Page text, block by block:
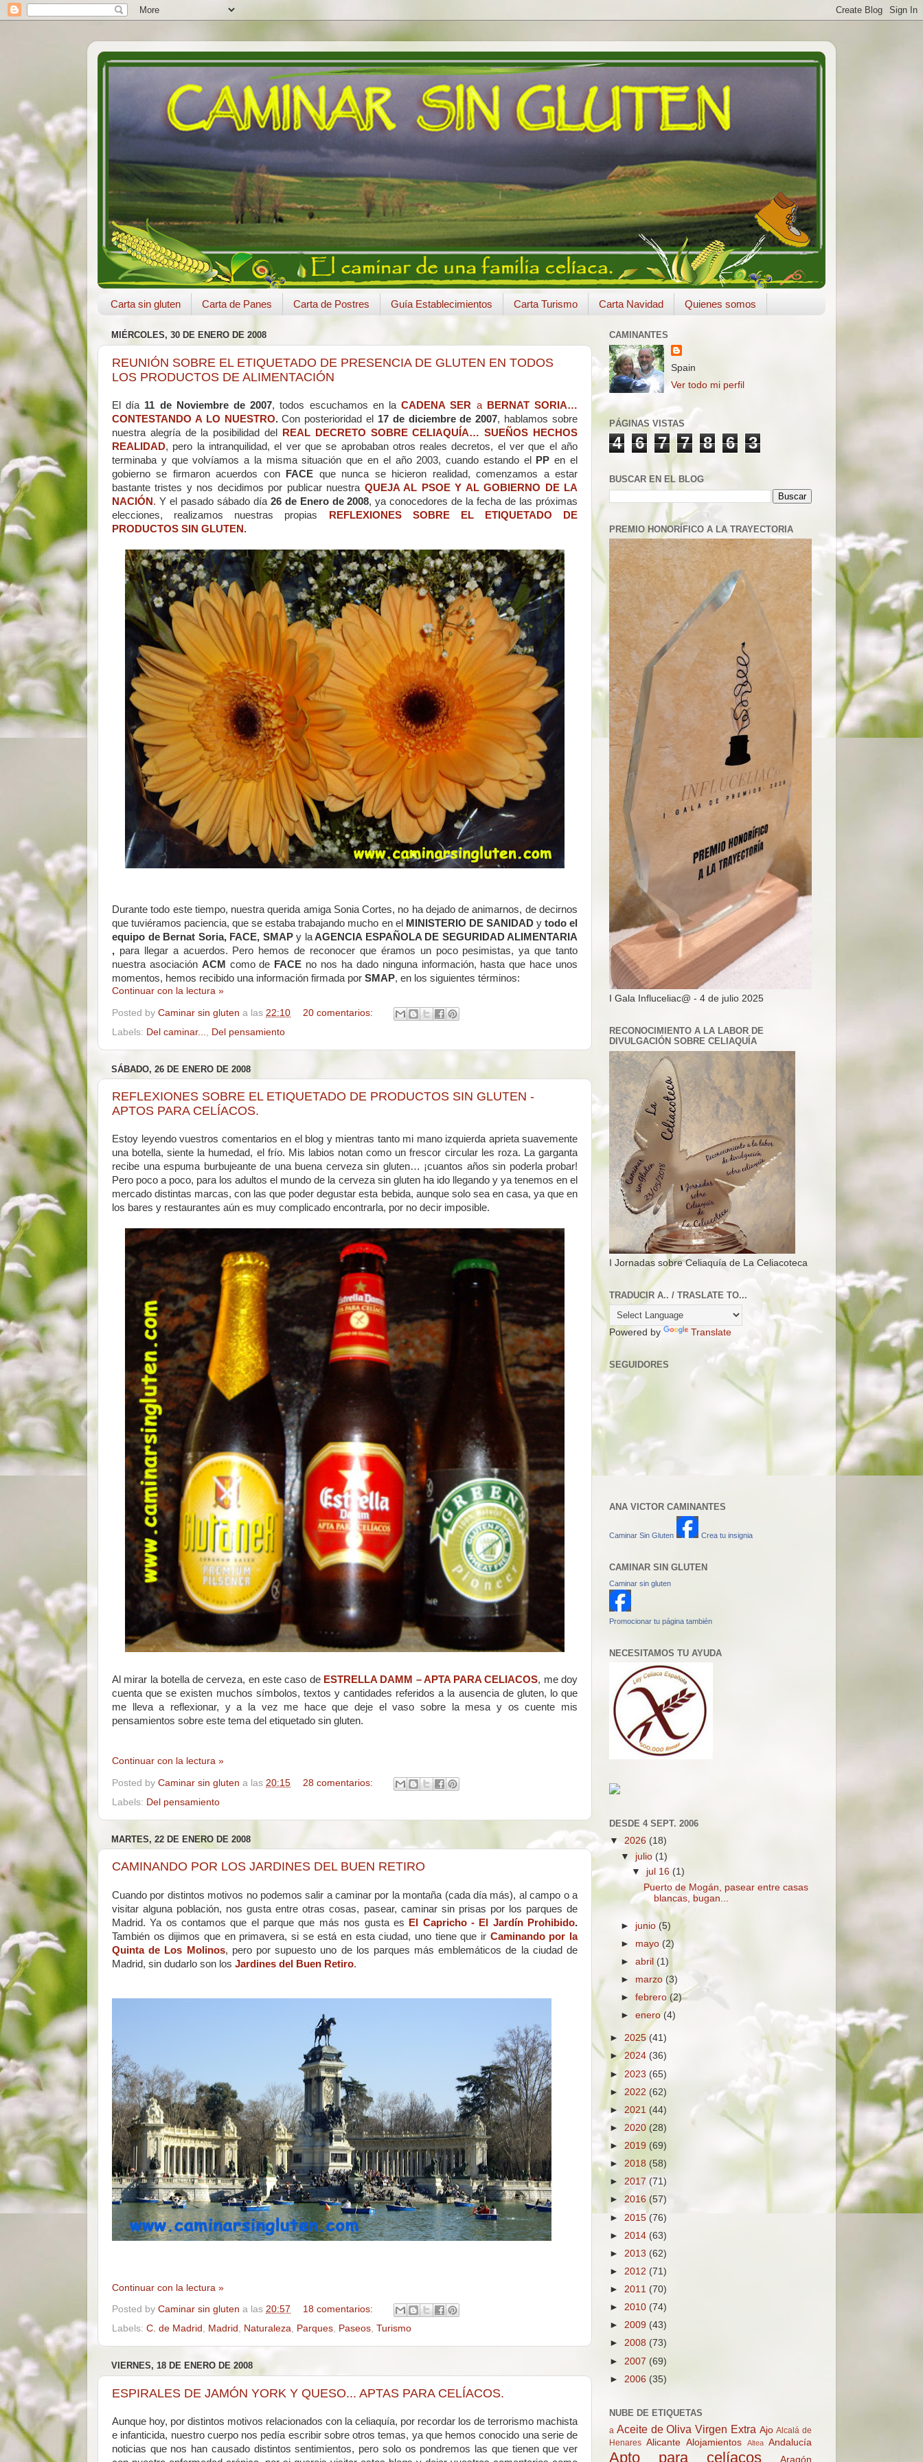
Carta sin gluten Carta de Panes Carta de Postres Guía Establecimientos Carta Turismo Carta Navidad Quienes somos
MIÉRCOLES, 30 DE ENERO DE 2008
REUNIÓN SOBRE EL ETIQUETADO DE PRESENCIA DE GLUTEN EN TODOS
LOS PRODUCTOS DE ALIMENTACIÓN
El día 11 de Noviembre de 2007, todos escuchamos en laCADENA SER a
BERNAT SORIA…
CONTESTANDO A LO NUESTRO.Con posterioridad el 17 de diciembre de 2007, hablamos sobre
nuestra alegría de la posibilidad del
REAL DECRETO SOBRE CELIAQUÍA… SUEÑOS HECHOS
REALIDAD, pero la intranquilidad, el ver que se aprobaban otros reales decretos, el ver que el año
terminaba y que volvíamos a la misma situación que en el año 2003, cuando estando el
PP en el
gobierno se firmaron acuerdos con
FACE que nunca se hicieron realidad, comenzamos a estar
bastante tristes y nos decidimos por publicar nuestra QUEJA AL PSOE Y AL GOBIERNO DE LA
NACIÓN . Y el pasado sábado día 26 de Enero de 2008, ya conocedores de la fecha de las próximas
elecciones, realizamos nuestras propias
REFLEXIONES SOBRE EL ETIQUETADO DE
PRODUCTOS SIN GLUTEN.
Durante todo este tiempo, nuestra querida amiga Sonia Cortes, no ha dejado de animarnos, de decirnos
que tuviéramos paciencia, que se estaba trabajando mucho en el
MINISTERIO DE SANIDADy todo el
equipo de Bernat Soria, FACE, SMAP y laAGENCIA ESPAÑOLA DE SEGURIDAD ALIMENTARIA
, para llegar a acuerdos. Pero hemos de reconocer que éramos un poco pesimistas, ya que tanto
nuestra asociación ACM como de FACE no nos ha dado ninguna información, hasta que hace unos
momentos, hemos recibido una información firmada por SMAP, en los siguientes términos:
Continuar con la lectura »
Posted by Caminar sin gluten a las 22:10
20 comentarios:
Labels: Del caminar... Del pensamiento
SÁBADO, 26 DE ENERO DE 2008
REFLEXIONES SOBRE EL ETIQUETADO DE PRODUCTOS SIN GLUTEN -
APTOS PARA CELÍACOS.
Estoy leyendo vuestros comentarios en el blog y mientras tanto mi mano izquierda aprieta suavemente
una botella, siente la humedad, el frío. Mis labios notan como un frescor circular les roza. La garganta
recibe una espuma burbujeante de una buena cerveza sin gluten… ¡cuantos años sin poderla probar!
Pero poco a poco, para los adultos el mundo de la cerveza sin gluten ha ido llegando y ya tenemos en el
mercado distintas marcas, con las que poder degustar esta bebida, aunque solo sea en casa, ya que en
los bares y restaurantes aún es muy complicado encontrarla, por no decir imposible.
Al mirar la botella de cerveza, en este caso de ESTRELLA DAMM – APTA PARA CELIACOS, me doy
cuenta que se existen muchos símbolos, textos y cantidades referidos a la ausencia de gluten, lo que
me lleva a reflexionar, y a la vez me hace que deje el vaso sobre la mesa y os cuente mis
pensamientos sobre este tema del etiquetado sin gluten.
Continuar con la lectura »
Posted by Caminar sin gluten a las 20:15
28 comentarios:
Labels: Del pensamiento
MARTES, 22 DE ENERO DE 2008
CAMINANDO POR LOS JARDINES DEL BUEN RETIRO
Cuando por distintos motivos no podemos salir a caminar por la montaña (cada día más), al campo o a
visitar alguna población, nos gusta entre otras cosas, pasear, caminar sin prisas por los parques de
Madrid. Ya os contamos que el parque que más nos gusta es El Capricho - El Jardín Prohibido.
También os dijimos que en primavera, si se está en esta ciudad, uno tiene que ir Caminando por la
Quinta de Los Molinos, pero por supuesto uno de los parques más emblemáticos de la ciudad de
Madrid, sin dudarlo son los Jardines del Buen Retiro.
Continuar con la lectura »
Posted by Caminar sin gluten a las 20:57
18 comentarios:
Labels: C. de Madrid , Madrid , Naturaleza, Parques, Paseos, Turismo
VIERNES, 18 DE ENERO DE 2008
ESPIRALES DE JAMÓN YORK Y QUESO... APTAS PARA CELÍACOS.
Aunque hoy, por distintos motivos relacionados con la celiaquía, por recordar los de terrorismo machista
e infanticida, nuestro cuerpo nos pedía escribir sobre otros temas, ya que hemos conocido una serie de
noticias que nos han causado distintos sentimientos, pero solo os pondremos las que tienen que ver
CAMINANTES
Spain
Ver todo mi perfil
PÁGINAS VISTAS
4 6 7 7 8 6 3
BUSCAR EN EL BLOG
PREMIO HONORÍFICO A LA TRAYECTORIA
I Gala Influceliac@ - 4 de julio 2025
RECONOCIMIENTO A LA LABOR DE
DIVULGACIÓN SOBRE CELIAQUÍA
I Jornadas sobre Celiaquía de La Celiacoteca
TRADUCIR A.. / TRASLATE TO...
Powered by Translate
SEGUIDORES
ANA VICTOR CAMINANTES
Caminar Sin Gluten Crea tu insignia
CAMINAR SIN GLUTEN
Caminar sin gluten
Promocionar tu página también
NECESITAMOS TU AYUDA
DESDE 4 SEPT. 2006
▼ 2026 (18)
▼ julio(1)
▼jul 16(1)
Puerto de Mogán, pasear entre casas
blancas, bugan...
► junio (5)
► mayo (2)
►abril(1)
► marzo (3)
►febrero(2)
►enero(4)
► 2025 (41)
►2024 (36)
► 2023 (65)
► 2022 (62)
► 2021 (44)
► 2020 (28)
► 2019 (69)
► 2018 (58)
► 2017 (71)
► 2016 (57)
► 2015 (76)
► 2014 (63)
► 2013 (62)
► 2012 (71)
► 2011 (70)
► 2010 (74)
► 2009 (43)
► 2008 (73)
► 2007 (69)
► 2006 (35)
NUBE DE ETIQUETAS
a Aceite de Oliva Virgen Extra Ajo Alcalá de
Henares Alicante Alojamientos Altea Andalucía
Apto para celíacos Aragón